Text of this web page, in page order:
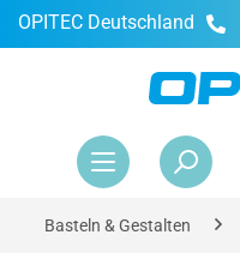
springen
OPITEC Deutschland
Basteln & Gestalten